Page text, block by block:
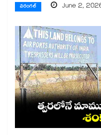
వరంగల్ June 2,